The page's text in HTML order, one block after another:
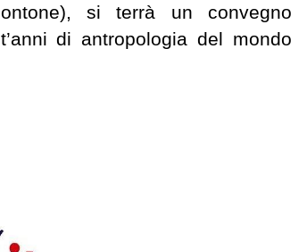
si terrà un convegno
di antropologia del mondo